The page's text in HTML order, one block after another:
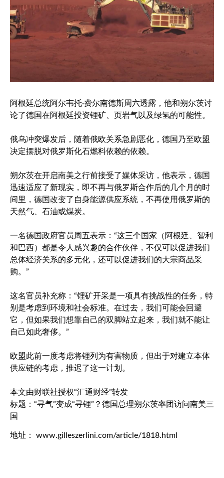
阿根廷总统阿尔韦托·费尔南德斯周六透露，他和朔尔茨讨
论了德国在阿根廷投资锂矿、页岩气以及绿氢的可能性。
俄乌冲突爆发后，随着俄欧关系急剧恶化，德国乃至欧盟
决定摆脱对俄罗斯化石燃料依赖的依赖。
朔尔茨在开启南美之行前接受了媒体采访，他表示，德国
迅速适应了新现实，即不再与俄罗斯合作后的几个月的时
间里，德国改变了自身能源供应系统，不再使用俄罗斯的
天然气、石油或煤炭。
一名德国政府官员周五表示：“这三个国家（阿根廷、智利
和巴西）都是令人感兴趣的合作伙伴，不仅可以促进我们
总体经济关系的多元化，还可以促进我们的大宗商品采
购。”
这名官员补充称：“锂矿开采是一项具有挑战性的任务，特
别是考虑到环境和社会标准。在过去，我们可能会回避
它，但如果我们想靠自己的双脚站立起来，我们就不能让
自己如此奢侈。”
欧盟此前一度考虑将锂列为有害物质，但出于对建立本体
供应链的考虑，推迟了这一计划。
本文由财联社授权“汇通财经”转发
标题：“寻气”变成“寻锂”？德国总理朔尔茨率团访问南美三
国
地址： www.gilleszerlini.com/article/1818.html